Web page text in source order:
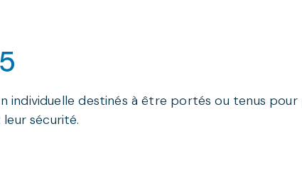
destinés à être portés ou tenus
sécurité.